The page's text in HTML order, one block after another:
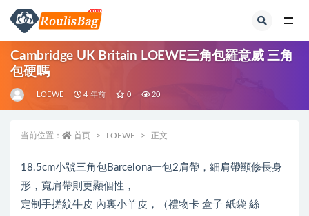
Cambridge UK Britain LOEWE三角包羅意威 三角
包硬嗎
LOEWE 4 年前 0 20
当前位置： 首页 LOEWE 正文
18.5cm小號三角包Barcelona一包2肩帶，細肩帶顯修長身
形，寬肩帶則更顯個性，
定制手搓紋牛皮 內裏小羊皮，（禮物卡 盒子 紙袋 絲